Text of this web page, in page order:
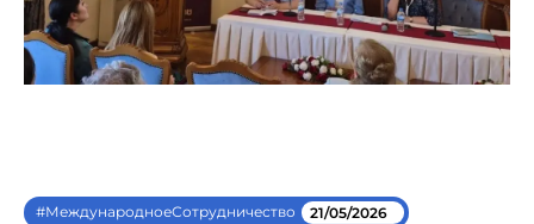
#МеждународноеСотрудничество 21/05/2026